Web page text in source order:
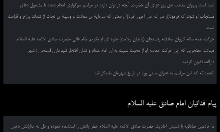
امید است پیروان مذهب حق روز عزای آن حضرت, آنچه در توان دارند در مراسم سوگواری انجام دهند تا مشمول دعای
مستجاب او شوند که فرمود((رحم الله من احیی امرنا)) رحمتی که سرمایه ی سعادت و وسیله ی نجات از شدائد برزخ و قیامت
است.
حرکت همه ساله کاروان صادقیه رفسنجان (راهیان ولایت) جلوه ای از تکریم مقام عالی حضرت صادق الائمه علیه السلام
میباشد. مفتخریم که این حرکت حماسه ابراز محبت نسبت به آن امام همام و نشان افتخار شهرمان رفسنجان ؛ شهر
دارالصادقیون گردید.
الحمدالله که این مراسم به عنوان سنتی پویا در تاریخ شهرمان ماندگار شد.
پیام فدائیان امام صادق علیه السلام
ما خادمین صادقیه با شنیدن احادیث حضرت صادق الائمه علیه السلام عطر یادش را استشمام نموده و دل به عنایاتش دخیل